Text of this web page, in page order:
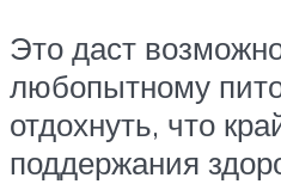
Это даст
любопытному
отдохнуть, что
поддержания